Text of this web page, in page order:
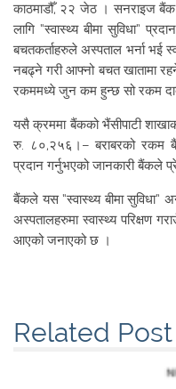
काठमाडौँ, २२ जेठ । सनराइज
लागि “स्वास्थ्य बीमा सुविधा”
बचतकर्ताहरुले अस्पताल भर्ना भई
नबढ्ने गरी आफ्नो बचत खातामा
रकममध्ये जुन कम हुन्छ सो रकम
यसै क्रममा बैंकको भैंसीपाटी
रु. ८०,२५६।– बराबरको रकम
प्रदान गर्नुभएको जानकारी बैंकले
बैंकले यस “स्वास्थ्य बीमा सुविधा”
अस्पतालहरुमा स्वास्थ्य परिक्षण
आएको जनाएको छ ।
Related Post